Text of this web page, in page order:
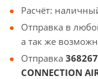
Расчёт:
Отправка в
а так же
Отправка
CONNECTION